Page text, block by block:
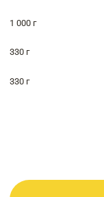
1 000 г
330 г
330 г